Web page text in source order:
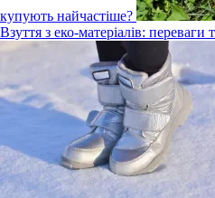
купують найчастіше?
Взуття з еко-матеріалів: